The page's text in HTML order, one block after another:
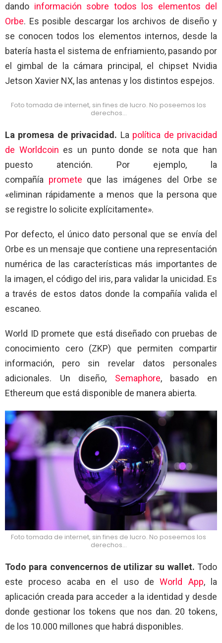
dando información sobre todos los elementos del
Orbe. Es posible descargar los archivos de diseño y
se conocen todos los elementos internos, desde la
batería hasta el sistema de enfriamiento, pasando por
el gimbal de la cámara principal, el chipset Nvidia
Jetson Xavier NX, las antenas y los distintos espejos.
Foto tomada de internet, sin fines de lucro. No poseemos los
derechos…
La promesa de privacidad. La política de privacidad
de Worldcoin es un punto donde se nota que han
puesto atención. Por ejemplo, la
compañía promete que las imágenes del Orbe se
«eliminan rápidamente a menos que la persona que
se registre lo solicite explícitamente».
Por defecto, el único dato personal que se envía del
Orbe es un mensaje que contiene una representación
numérica de las características más importantes de
la imagen, el código del iris, para validar la unicidad. Es
a través de estos datos donde la compañía valida el
escaneo.
World ID promete que está diseñado con pruebas de
conocimiento cero (ZKP) que permiten compartir
información, pero sin revelar datos personales
adicionales. Un diseño, Semaphore, basado en
Ethereum que está disponible de manera abierta.
Foto tomada de internet, sin fines de lucro. No poseemos los
derechos…
Todo para convencernos de utilizar su wallet. Todo
este proceso acaba en el uso deWorld App, la
aplicación creada para acceder a la identidad y desde
donde gestionar los tokens que nos dan. 20 tokens,
de los 10.000 millones que habrá disponibles.